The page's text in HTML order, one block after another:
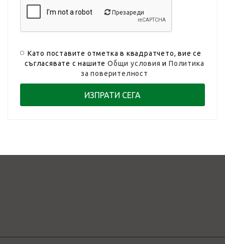
Презареди
Като поставите отметка в квадратчето, вие се
съгласявате с нашитеОбщи условия иПолитика
за поверителност